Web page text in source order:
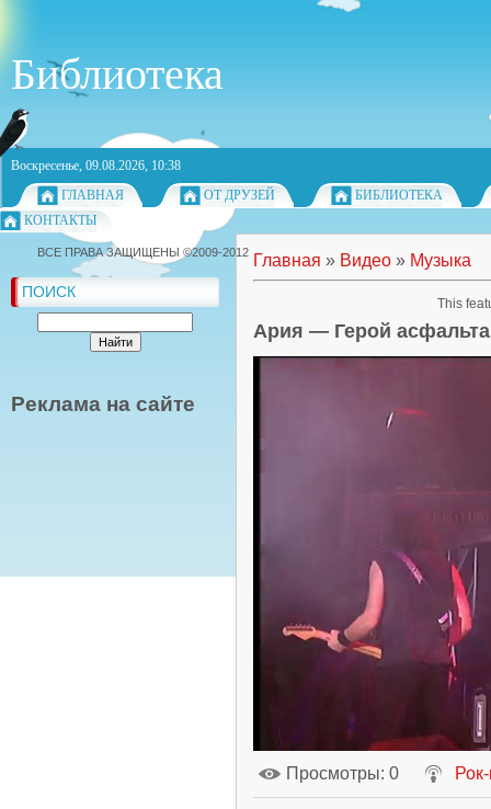
Библиотека
Воскресенье, 09.08.2026, 10:38
ГЛАВНАЯ
ОТ ДРУЗЕЙ
БИБЛИОТЕКА
КОНТАКТЫ
ПОИСК
Реклама на сайте
Главная » Видео » Музыка
Ария — Герой
Просмотры: 0
ВСЕ ПРАВА ЗАЩИЩЕНЫ ©2009-2012
This